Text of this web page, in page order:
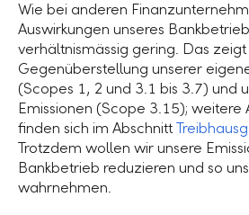
Wie bei anderen
Auswirkungen unseres
verhältnismässig gering. Das
Gegenüberstellung unserer
(Scopes 1, 2 und 3.1 bis 3.7) und
Emissionen (Scope 3.15); weitere
finden sich im Abschnitt
Trotzdem wollen wir unsere
Bankbetrieb reduzieren und so
wahrnehmen.